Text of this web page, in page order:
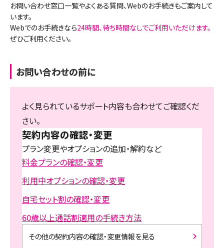
お問い合わせ窓口一覧やよくある質問、Webのお手続きもご案内して
います。
Webでのお手続きなら24時間、待ち時間なしでご利用いただけます。
ぜひご利用ください。
お問い合わせの前に
よく見られているサポート内容も合わせてご確認くだ
さい。
契約内容の確認・変更
プラン変更やオプションの追加・解約など
料金プランの確認・変更
利用中オプションの確認・変更
自宅セット割の確認・変更
60歳以上通話割適用の手続き方法
その他の契約内容の確認・変更情報を見る